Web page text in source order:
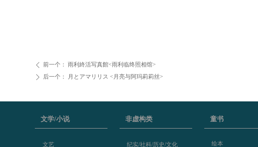
ꄴ 前一个： 雨利終活写真館<雨利临终照相馆>
ꄲ 后一个： 月とアマリリス <月亮与阿玛莉莉丝>
文学/小说
文艺
非虚构类
纪实/社科/历史/文化
童书
绘本